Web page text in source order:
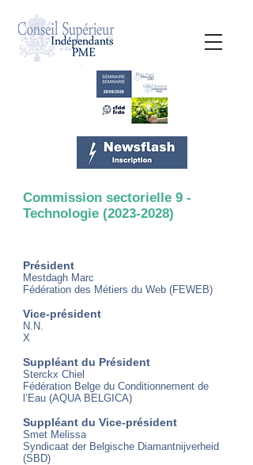
Commission sectorielle 9 -
Technologie (2023-2028)
Président
Mestdagh Marc
Fédération des Métiers du Web (FEWEB)
Vice-président
N.N.
X
Suppléant du Président
Sterckx Chiel
Fédération Belge du Conditionnement de
l’Eau (AQUA BELGICA)
Suppléant du Vice-président
Smet Melissa
Syndicaat der Belgische Diamantnijverheid
(SBD)